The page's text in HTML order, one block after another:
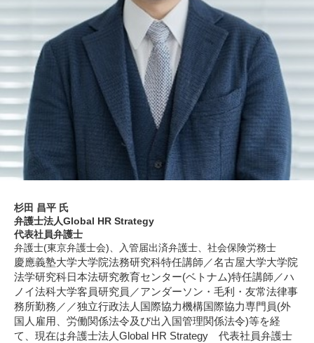
杉田 昌平 氏
弁護士法人Global HR Strategy
代表社員弁護士
弁護士(東京弁護士会)、入管届出済弁護士、社会保険労務士
慶應義塾大学大学院法務研究科特任講師／名古屋大学大学院
法学研究科日本法研究教育センター(ベトナム)特任講師／ハ
ノイ法科大学客員研究員／アンダーソン・毛利・友常法律事
務所勤務／／独立行政法人国際協力機構国際協力専門員(外
国人雇用、労働関係法令及び出入国管理関係法令)等を経
て、現在は弁護士法人Global HR Strategy 代表社員弁護士